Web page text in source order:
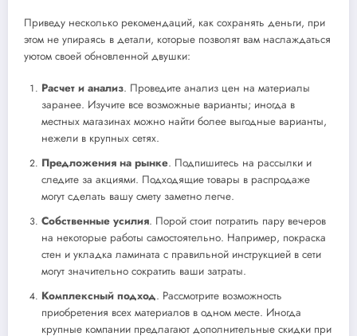
Приведу несколько рекомендаций, как сохранять деньги, при
этом не упираясь в детали, которые позволят вам наслаждаться
уютом своей обновленной двушки:
Расчет и анализ. Проведите анализ цен на материалы
заранее. Изучите все возможные варианты; иногда в
местных магазинах можно найти более выгодные варианты,
нежели в крупных сетях.
Предложения на рынке. Подпишитесь на рассылки и
следите за акциями. Подходящие товары в распродаже
могут сделать вашу смету заметно легче.
Собственные усилия. Порой стоит потратить пару вечеров
на некоторые работы самостоятельно. Например, покраска
стен и укладка ламината с правильной инструкцией в сети
могут значительно сократить ваши затраты.
Комплексный подход. Рассмотрите возможность
приобретения всех материалов в одном месте. Иногда
крупные компании предлагают дополнительные скидки при